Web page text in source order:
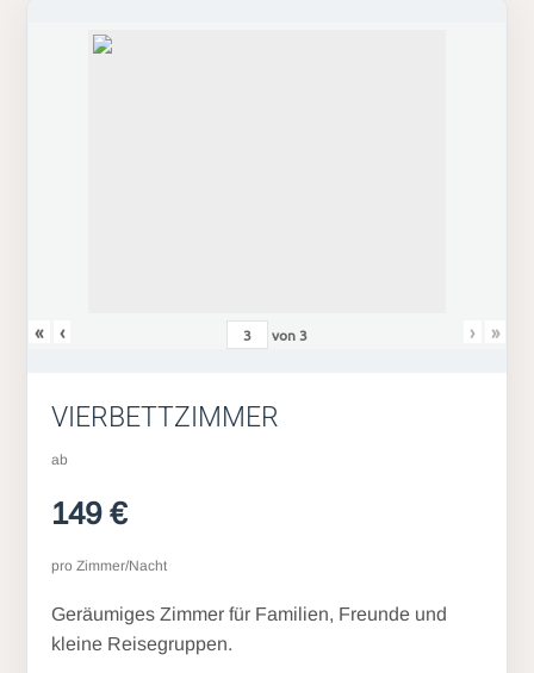
« ‹ von3 › »
VIERBETTZIMMER
ab
149 €
pro Zimmer/Nacht
Geräumiges Zimmer für Familien, Freunde und
kleine Reisegruppen.